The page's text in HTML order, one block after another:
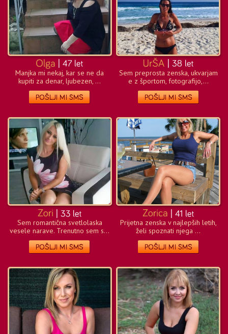
Manjka mi nekaj, kar se ne da
kupiti za denar, ljubezen, ...
Sem preprosta zenska, ukvarjam
e z športom, fotografijo,...
Sem romantična svetlolaska
vesele narave. Trenutno sem s...
Prijetna zenska v najlepših letih,
želi spoznati njega ...